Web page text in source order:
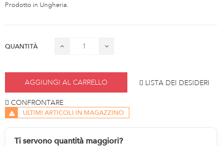
Prodotto in Ungheria.
QUANTITÀ
AGGIUNGI AL CARRELLO LISTA DEI DESIDERI
CONFRONTARE
ULTIMI ARTICOLI IN MAGAZZINO
Ti servono quantità maggiori?